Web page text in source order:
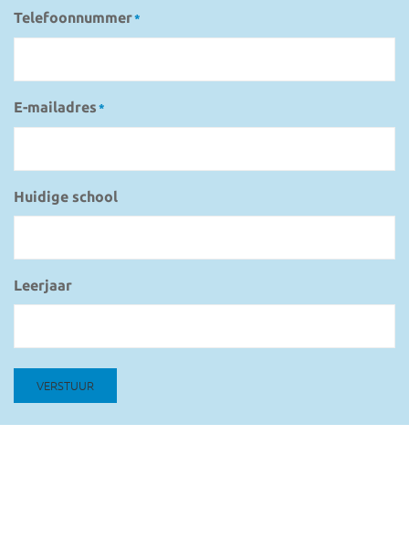
Telefoonnummer*
E-mailadres *
Huidige school
Leerjaar
VERSTUUR